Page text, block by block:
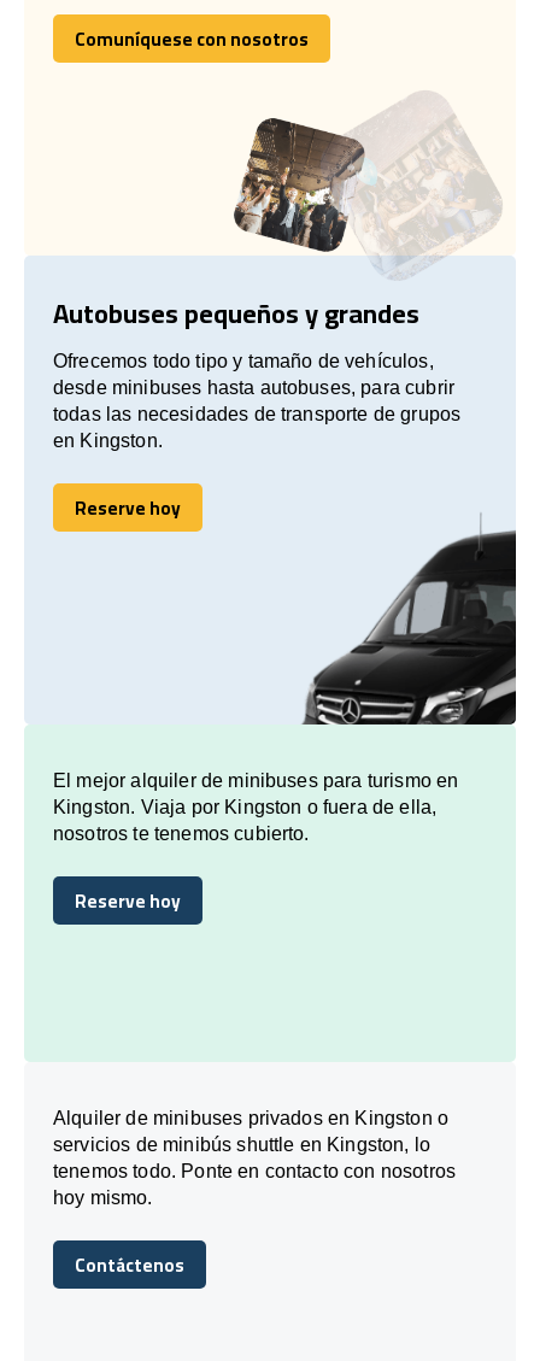
Comuníquese con nosotros
Comuníquese con nosotros
Autobuses pequeños y grandes
Ofrecemos todo tipo y tamaño de vehículos,
desde minibuses hasta autobuses, para cubrir
todas las necesidades de transporte de grupos
en Kingston.
Reserve hoy
Reserve hoy
El mejor alquiler de minibuses para turismo en
Kingston. Viaja por Kingston o fuera de ella,
nosotros te tenemos cubierto.
Reserve hoy
Reserve hoy
Alquiler de minibuses privados en Kingston o
servicios de minibús shuttle en Kingston, lo
tenemos todo. Ponte en contacto con nosotros
hoy mismo.
Contáctenos
Contáctenos